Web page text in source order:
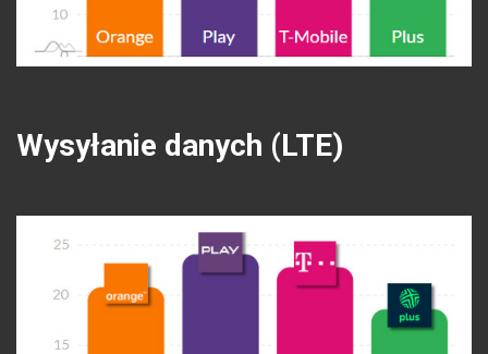
Wysyłanie danych (LTE)